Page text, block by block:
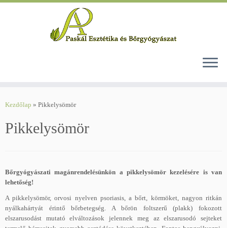
Kezdőlap » Pikkelysömör
Pikkelysömör
Bőrgyógyászati magánrendelésünkön a pikkelysömör kezelésére is van
lehetőség!
A pikkelysömör, orvosi nyelven psoriasis, a bőrt, körmöket, nagyon ritkán
nyálkahártyát érintő bőrbetegség. A bőrön foltszerű (plakk) fokozott
elszarusodást mutató elváltozások jelennek meg az elszarusodó sejteket